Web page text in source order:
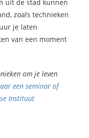
uit de stad kunnen
zoals technieken
je laten
van een moment
om je leven
een seminar of
Instituut